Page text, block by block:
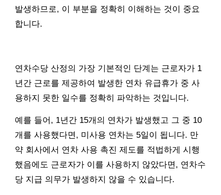
발생하므로, 이 부분을 정확히 이해하는 것이 중요
합니다.
연차수당 산정의 가장 기본적인 단계는 근로자가 1
년간 근로를 제공하여 발생한 연차 유급휴가 중 사
용하지 못한 일수를 정확히 파악하는 것입니다.
예를 들어, 1년간 15개의 연차가 발생했고 그 중 10
개를 사용했다면, 미사용 연차는 5일이 됩니다. 만
약 회사에서 연차 사용 촉진 제도를 적법하게 시행
했음에도 근로자가 이를 사용하지 않았다면, 연차수
당 지급 의무가 발생하지 않을 수 있습니다.